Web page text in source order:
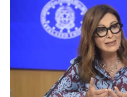
POLITICA
ECONOMIA
GRUPPO
POLITICA
POLITICA